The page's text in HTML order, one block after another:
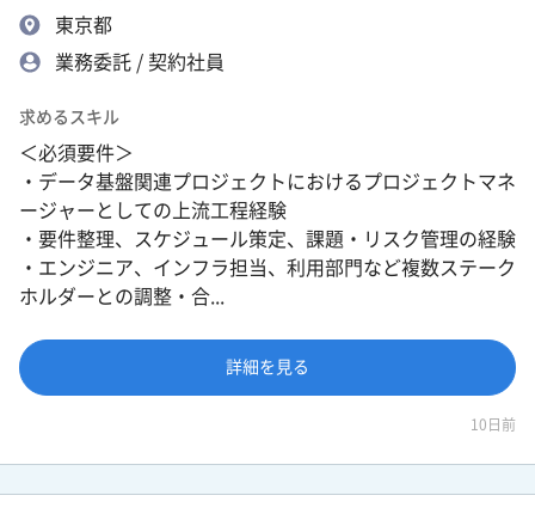
東京都
業務委託 / 契約社員
求めるスキル
＜必須要件＞
・データ基盤関連プロジェクトにおけるプロジェクトマネ
ージャーとしての上流工程経験
・要件整理、スケジュール策定、課題・リスク管理の経験
・エンジニア、インフラ担当、利用部門など複数ステーク
ホルダーとの調整・合...
詳細を見る
10日前